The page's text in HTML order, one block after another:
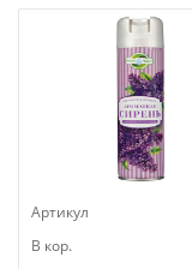
Артикул
В кор.